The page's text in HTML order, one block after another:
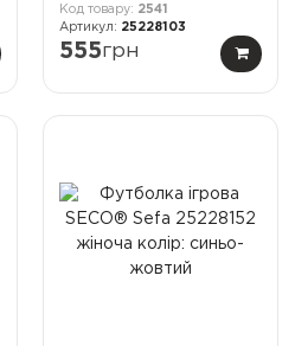
2541
25228103
555грн